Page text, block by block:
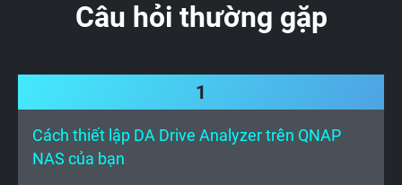
Câu hỏi thường gặp
1
Cách thiết lập DA Drive Analyzer trên QNAP
NAS của bạn